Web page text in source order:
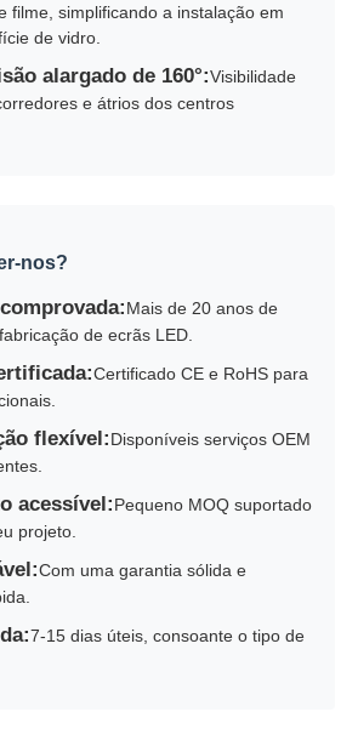
filme, simplificando a instalação em
de vidro.
alargado de 160°:Visibilidade
e átrios dos centros
nos?
Mais de 20 anos de
de ecrãs LED.
Certificado CE e RoHS para
flexível:Disponíveis serviços OEM
acessível:Pequeno MOQ suportado
projeto.
Com uma garantia sólida e
7-15 dias úteis, consoante o tipo de